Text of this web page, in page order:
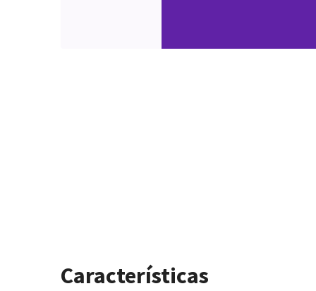
Características